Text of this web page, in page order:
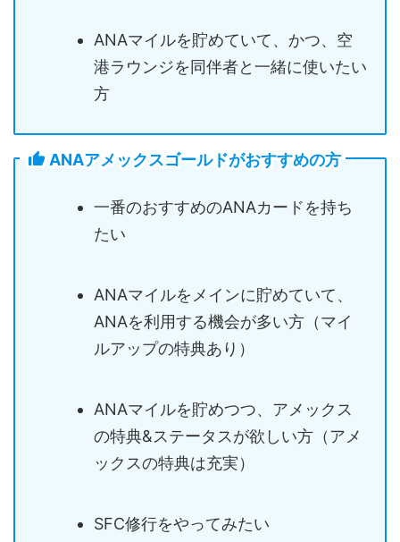
ANAマイルを貯めていて、かつ、空
港ラウンジを同伴者と一緒に使いたい
方
ANAアメックスゴールドがおすすめの方
一番のおすすめのANAカードを持ち
たい
ANAマイルをメインに貯めていて、
ANAを利用する機会が多い方（マイ
ルアップの特典あり）
ANAマイルを貯めつつ、アメックス
の特典&ステータスが欲しい方（アメ
ックスの特典は充実）
SFC修行をやってみたい